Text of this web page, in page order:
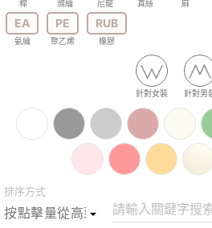
棉 滌綸 尼龍 真絲 麻
EA
氨綸
PE
聚乙烯
RUB
橡膠
針對女裝 針對男
排序方式
請輸入關鍵字搜